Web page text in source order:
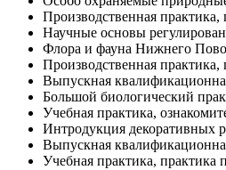
Производственная
Научные основы
Флора и фауна Нижнего
Производственная практика,
Выпускная
Большой биологический
Учебная практика,
Интродукция декоративных
Выпускная
Учебная практика, практика